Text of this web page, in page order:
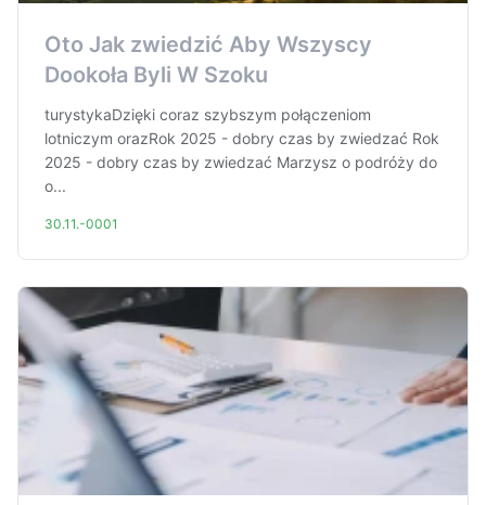
Oto Jak zwiedzić Aby Wszyscy
Dookoła Byli W Szoku
turystykaDzięki coraz szybszym połączeniom
lotniczym orazRok 2025 - dobry czas by zwiedzać Rok
2025 - dobry czas by zwiedzać Marzysz o podróży do
o...
30.11.-0001